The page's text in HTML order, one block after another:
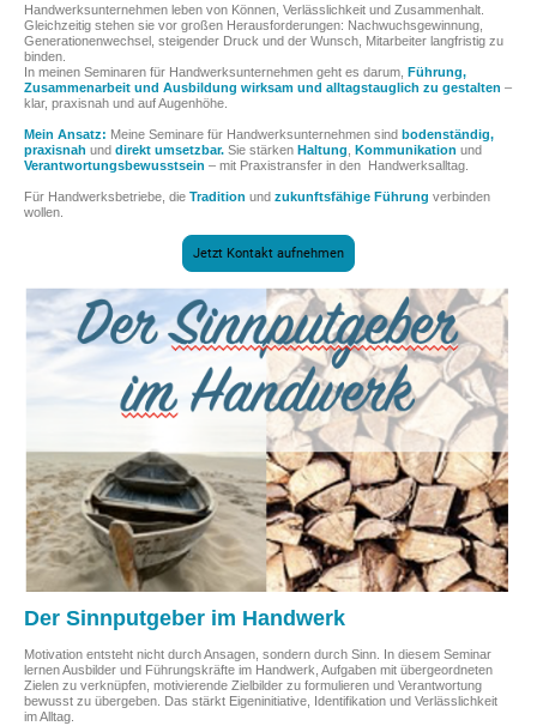
Handwerksunternehmen leben von Können, Verlässlichkeit und Zusammenhalt.
Gleichzeitig stehen sie vor großen Herausforderungen: Nachwuchsgewinnung,
Generationenwechsel, steigender Druck und der Wunsch, Mitarbeiter langfristig zu
binden.
In meinen Seminaren für Handwerksunternehmen geht es darum, Führung,
Zusammenarbeit und Ausbildung wirksam und alltagstauglich zu gestalten –
klar, praxisnah und auf Augenhöhe.
Mein Ansatz: Meine Seminare für Handwerksunternehmen sind bodenständig,
praxisnah und direkt umsetzbar. Sie stärken Haltung Kommunikation und
Verantwortungsbewusstsein – mit Praxistransfer in den Handwerksalltag.
Für Handwerksbetriebe, die Tradition und zukunftsfähige Führung verbinden
wollen.
Jetzt Kontakt aufnehmen
Der Sinnputgeber im Handwerk
Motivation entsteht nicht durch Ansagen, sondern durch Sinn. In diesem Seminar
lernen Ausbilder und Führungskräfte im Handwerk, Aufgaben mit übergeordneten
Zielen zu verknüpfen, motivierende Zielbilder zu formulieren und Verantwortung
bewusst zu übergeben. Das stärkt Eigeninitiative, Identifikation und Verlässlichkeit
im Alltag.